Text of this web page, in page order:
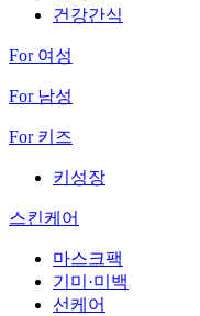
건강간식
For 여성
For 남성
For 키즈
키성장
스킨케어
마스크팩
기미·미백
선케어